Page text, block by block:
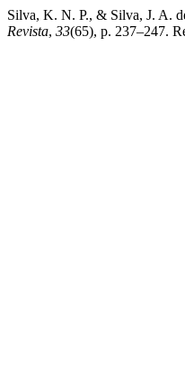
Silva, K. N. P., & Silva, J. A.
Revista, 33(65), p. 237–247.